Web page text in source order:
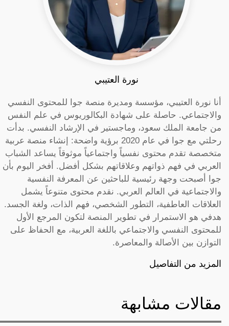
نورة العتيبي
أنا نورة العتيبي، مؤسسة ومديرة منصة جوا للمحتوى النفسي
والاجتماعي. حاصلة على شهادة البكالوريوس في علم النفس
من جامعة الملك سعود، وماجستير في الإرشاد النفسي. بدأت
رحلتي مع جوا في عام 2020 برؤية واضحة: إنشاء منصة عربية
متخصصة تقدم محتوى نفسياً واجتماعياً موثوقاً يساعد الشباب
العربي في فهم ذواتهم وعلاقاتهم بشكل أفضل. أفخر اليوم بأن
جوا أصبحت وجهة رئيسية للباحثين عن المعرفة النفسية
والاجتماعية في العالم العربي. نقدم محتوى متنوعاً يشمل
العلاقات العاطفية، التطور الشخصي، فهم الذات، ولغة الجسد.
هدفي هو الاستمرار في تطوير المنصة لتكون المرجع الأول
للمحتوى النفسي والاجتماعي باللغة العربية، مع الحفاظ على
التوازن بين الأصالة والمعاصرة.
المزيد من التفاصيل
مقالات مشابهة